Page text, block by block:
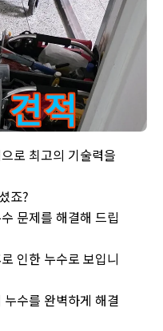
로 최고의 기술력을
죠?
문제를 해결해 드립
인한 누수로 보입니
수를 완벽하게 해결